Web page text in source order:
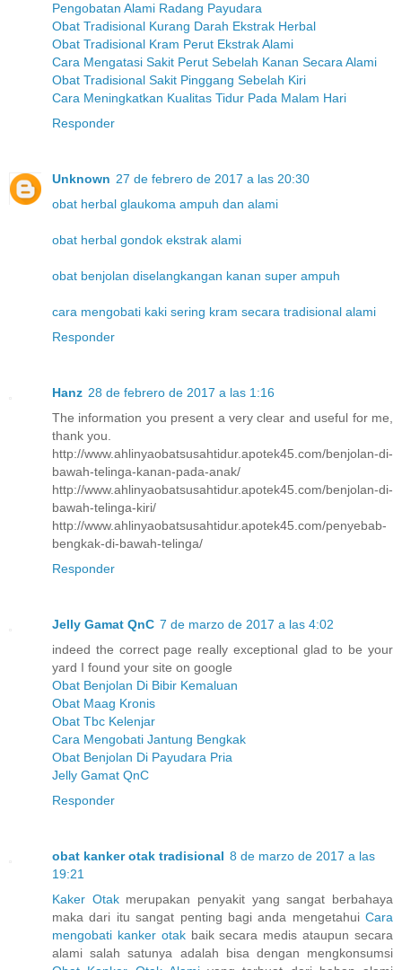
Pengobatan Alami Radang Payudara
Obat Tradisional Kurang Darah Ekstrak Herbal
Obat Tradisional Kram Perut Ekstrak Alami
Cara Mengatasi Sakit Perut Sebelah Kanan Secara Alami
Obat Tradisional Sakit Pinggang Sebelah Kiri
Cara Meningkatkan Kualitas Tidur Pada Malam Hari
Responder
Unknown 27 de febrero de 2017 a las 20:30
obat herbal glaukoma ampuh dan alami
obat herbal gondok ekstrak alami
obat benjolan diselangkangan kanan super ampuh
cara mengobati kaki sering kram secara tradisional alami
Responder
Hanz 28 de febrero de 2017 a las 1:16
The information you present a very clear and useful for me,
thank you.
http://www.ahlinyaobatsusahtidur.apotek45.com/benjolan-di-
bawah-telinga-kanan-pada-anak/
http://www.ahlinyaobatsusahtidur.apotek45.com/benjolan-di-
bawah-telinga-kiri/
http://www.ahlinyaobatsusahtidur.apotek45.com/penyebab-
bengkak-di-bawah-telinga/
Responder
Jelly Gamat QnC 7 de marzo de 2017 a las 4:02
indeed the correct page really exceptional glad to be your
yard I found your site on google
Obat Benjolan Di Bibir Kemaluan
Obat Maag Kronis
Obat Tbc Kelenjar
Cara Mengobati Jantung Bengkak
Obat Benjolan Di Payudara Pria
Jelly Gamat QnC
Responder
obat kanker otak tradisional 8 de marzo de 2017 a las
19:21
Kaker Otakmerupakan penyakit yang sangat berbahaya
maka dari itu sangat penting bagi anda mengetahui Cara
mengobati kanker otakbaik secara medis ataupun secara
alami salah satunya adalah bisa dengan mengkonsumsi